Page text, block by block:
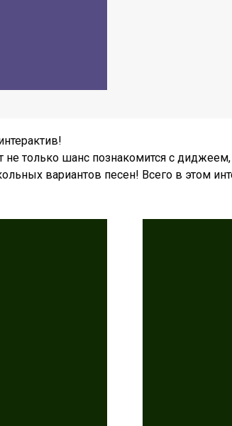
не только шанс познакомится с
вариантов песен! Всего в этом